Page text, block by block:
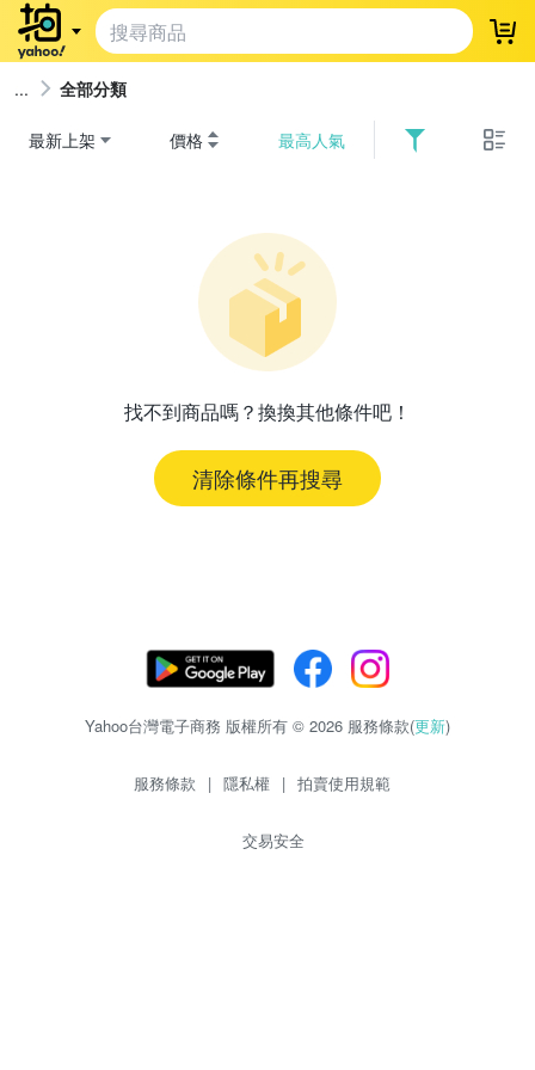
登
全部分類
最新上架 價格 最高人氣
找不到商品嗎？換換其他條件吧！
清除條件再搜尋
Yahoo台灣電子商務 版權所有 © 2026 服務條款(更新)
服務條款 | 隱私權 | 拍賣使用規範
交易安全